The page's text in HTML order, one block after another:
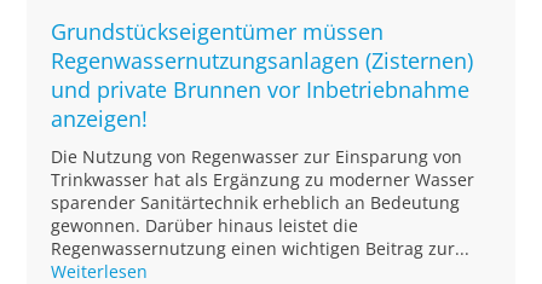
Grundstückseigentümer müssen
Regenwassernutzungsanlagen (Zisternen)
und private Brunnen vor Inbetriebnahme
anzeigen!
Die Nutzung von Regenwasser zur Einsparung von
Trinkwasser hat als Ergänzung zu moderner Wasser
sparender Sanitärtechnik erheblich an Bedeutung
gewonnen. Darüber hinaus leistet die
Regenwassernutzung einen wichtigen Beitrag zur...
Weiterlesen